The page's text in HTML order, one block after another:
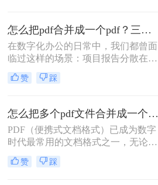
然而，面对这一看似简单的任务，许
多用户却不知从何下手，或者使用的
工具不够高效、安全。
怎么把pdf合并成一个pdf？三招教你高效整合关键信息！
在数字化办公的日常中，我们都曾面
临过这样的场景：项目报告分散在多
个PDF里，学术论文章节各自独立，
或是一堆扫描合同需要整合。PDF合
响着我们的信息处理效率与专业形
象。那么怎么把pdf合并成一个pdf
呢？今天，作为一名深耕办公软件领
域多年的测评博主，我将为你揭秘三
种最高效的PDF合并方案，帮你彻底
摆脱文档管理的困扰。
赞 踩
怎么把多个pdf文件合并成一个？全面指南与详细方法解析！
PDF（便携式文档格式）已成为数字
时代最常用的文档格式之一，无论是
学术论文、商务报告、电子书还是官
方文件，PDF都能保持原始格式在不
赞 踩